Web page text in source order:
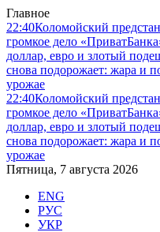
Главное
22:40Коломойский
громкое дело
доллар, евро и злотый
снова подорожает: жара и
урожае
22:40Коломойский
громкое дело
доллар, евро и злотый
снова подорожает: жара и
урожае
Пятница, 7 августа 2026
ENG
РУС
УКР